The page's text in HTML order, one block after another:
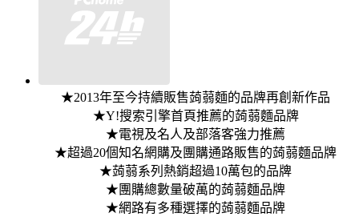
★2013年至今持續販售蒟蒻麵的品牌再創新作品
★Y!搜索引擎首頁推薦的蒟蒻麵品牌
★電視及名人及部落客強力推薦
★超過20個知名網購及團購通路販售的蒟蒻麵品牌
★蒟蒻系列熱銷超過10萬包的品牌
★團購總數量破萬的蒟蒻麵品牌
★網路有多種選擇的蒟蒻麵品牌